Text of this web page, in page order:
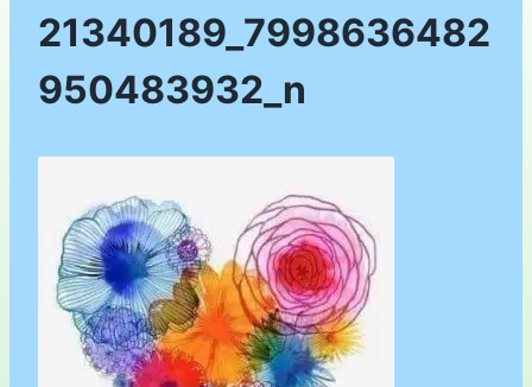
21340189_7998636482
950483932_n